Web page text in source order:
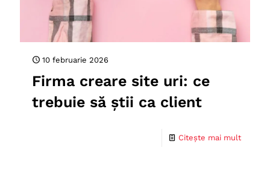
10 februarie 2026
Firma creare site uri: ce
trebuie să știi ca client
Citește mai mult